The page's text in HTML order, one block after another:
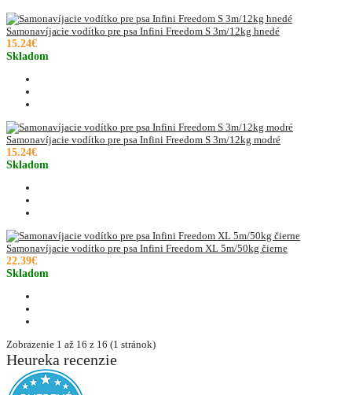
Samonavíjacie vodítko pre psa Infini Freedom S 3m/12kg hnedé
15.24€
Skladom
Samonavíjacie vodítko pre psa Infini Freedom S 3m/12kg modré
15.24€
Skladom
Samonavíjacie vodítko pre psa Infini Freedom XL 5m/50kg čierne
22.39€
Skladom
Zobrazenie 1 až 16 z 16 (1 stránok)
Heureka recenzie